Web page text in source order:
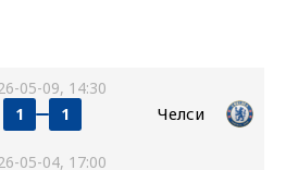
05-09, 14:30
1 1 Челси
05-04, 17:00